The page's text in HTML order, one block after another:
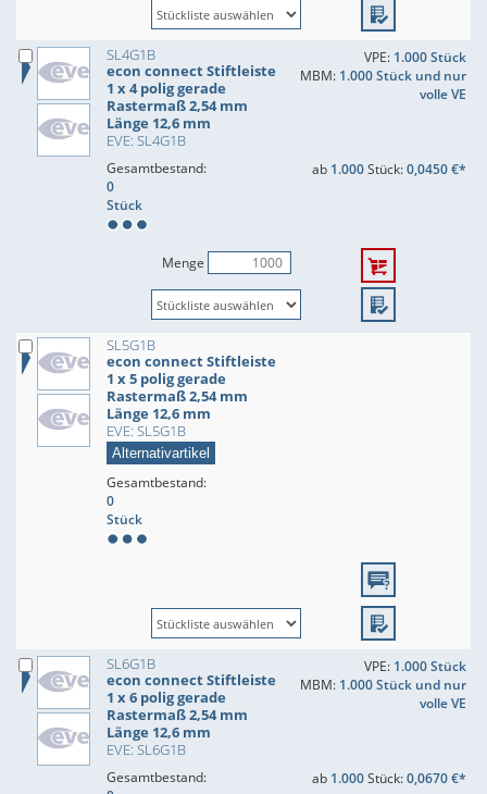
SL4G1B
econ connect Stiftleiste
1 x 4 polig gerade
Rastermaß 2,54 mm
Länge 12,6 mm
EVE: SL4G1B
VPE: 1.000 Stück
MBM: 1.000 Stück und nur
volle VE
Gesamtbestand:
0
Stück
ab 1.000Stück:0,0450 €*
Menge
SL5G1B
econ connect Stiftleiste
1 x 5 polig gerade
Rastermaß 2,54 mm
Länge 12,6 mm
EVE: SL5G1B
Alternativartikel
Gesamtbestand:
0
Stück
SL6G1B
econ connect Stiftleiste
1 x 6 polig gerade
Rastermaß 2,54 mm
Länge 12,6 mm
EVE: SL6G1B
VPE: 1.000 Stück
MBM: 1.000 Stück und nur
volle VE
Gesamtbestand:
ab 1.000Stück:0,0670 €*